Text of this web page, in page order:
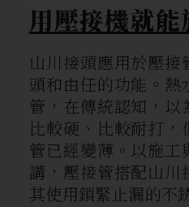
用壓接機就能
山川接頭應用於壓
頭和由任的功能。
管，在傳統認知，以
比較硬、比較耐打
管已經變薄。以施工
講，壓接管搭配山
其使用鎖緊止漏的不